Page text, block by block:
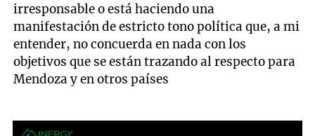
irresponsable o está haciendo una
manifestación de estricto tono política que, a mi
entender, no concuerda en nada con los
objetivos que se están trazando al respecto para
Mendoza y en otros países